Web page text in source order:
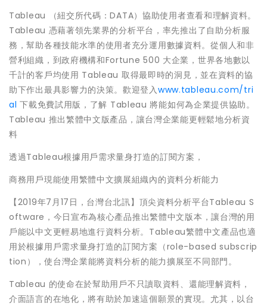
Tableau （紐交所代碼：DATA）協助使用者查看和理解資料。
Tableau 憑藉著領先業界的分析平台，率先推出了自助分析服
務，幫助各種技能水準的使用者充分運用數據資料。從個人和非
營利組織，到政府機構和Fortune 500 大企業，世界各地數以
千計的客戶均使用 Tableau 取得最即時的洞見，並在資料的協
助下作出最具影響力的決策。歡迎登入www.tableau.com/tri
al 下載免費試用版，了解 Tableau 將能如何為企業提供協助。
Tableau 推出繁體中文版產品，讓台灣企業能更輕鬆地分析資
料
透過Tableau根據用戶需求量身打造的訂閱方案，
商務用戶現能使用繁體中文擴展組織內的資料分析能力
【2019年7月17日，台灣台北訊】頂尖資料分析平台Tableau S
oftware，今日宣布為核心產品推出繁體中文版本，讓台灣的用
戶能以中文更輕易地進行資料分析。Tableau繁體中文產品也適
用於根據用戶需求量身打造的訂閱方案（role-based subscrip
tion），使台灣企業能將資料分析的能力擴展至不同部門。
Tableau 的使命在於幫助用戶不只讀取資料、還能理解資料，
介面語言的在地化，將有助於加速這個願景的實現。尤其，以台